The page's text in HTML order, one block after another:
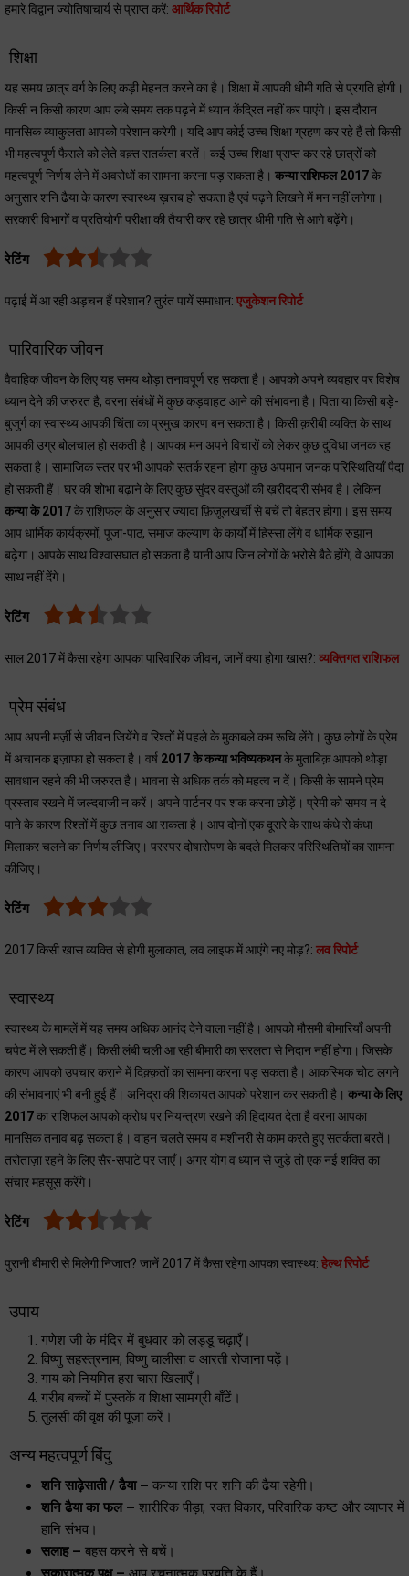
हमारे विद्वान ज्योतिषाचार्य से प्राप्त करें: आर्थिक रिपोर्ट
शिक्षा
यह समय छात्र वर्ग के लिए कड़ी मेहनत करने का है। शिक्षा में आपकी धीमी गति से प्रगति होगी।
किसी न किसी कारण आप लंबे समय तक पढ़ने में ध्यान केंद्रित नहीं कर पाएंगे। इस दौरान
मानसिक व्याकुलता आपको परेशान करेगी। यदि आप कोई उच्च शिक्षा ग्रहण कर रहे हैं तो किसी
भी महत्वपूर्ण फैसले को लेते वक़्त सतर्कता बरतें। कई उच्च शिक्षा प्राप्त कर रहे छात्रों को
महत्वपूर्ण निर्णय लेने में अवरोधों का सामना करना पड़ सकता है। कन्या राशिफल 2017के
अनुसार शनि ढैया के कारण स्वास्थ्य ख़राब हो सकता है एवं पढ़ने लिखने में मन नहीं लगेगा।
सरकारी विभागों व प्रतियोगी परीक्षा की तैयारी कर रहे छात्र धीमी गति से आगे बढ़ेंगे।
रेटिंग
पढ़ाई में आ रही अड़चन हैं परेशान? तुरंत पायें समाधान: एजुकेशन रिपोर्ट
पारिवारिक जीवन
वैवाहिक जीवन के लिए यह समय थोड़ा तनावपूर्ण रह सकता है। आपको अपने व्यवहार पर विशेष
ध्यान देने की जरुरत है, वरना संबंधों में कुछ कड़वाहट आने की संभावना है। पिता या किसी बड़े-
बुजुर्ग का स्वास्थ्य आपकी चिंता का प्रमुख कारण बन सकता है। किसी क़रीबी व्यक्ति के साथ
आपकी उग्र बोलचाल हो सकती है। आपका मन अपने विचारों को लेकर कुछ दुविधा जनक रह
सकता है। सामाजिक स्तर पर भी आपको सतर्क रहना होगा कुछ अपमान जनक परिस्थितियाँ पैदा
हो सकती हैं। घर की शोभा बढ़ाने के लिए कुछ सुंदर वस्तुओं की ख़रीददारी संभव है। लेकिन
कन्या के 2017के राशिफल के अनुसार ज्यादा फ़िज़ूलखर्ची से बचें तो बेहतर होगा। इस समय
आप धार्मिक कार्यक्रमों, पूजा-पाठ, समाज कल्याण के कार्यों में हिस्सा लेंगे व धार्मिक रुझान
बढ़ेगा। आपके साथ विश्वासघात हो सकता है यानी आप जिन लोगों के भरोसे बैठे होंगे, वे आपका
साथ नहीं देंगे।
रेटिंग
साल 2017 में कैसा रहेगा आपका पारिवारिक जीवन, जानें क्या होगा खास?: व्यक्तिगत राशिफल
प्रेम संबंध
आप अपनी मर्ज़ी से जीवन जियेंगे व रिश्तों में पहले के मुकाबले कम रूचि लेंगे। कुछ लोगों के प्रेम
में अचानक इज़ाफा हो सकता है। वर्ष 2017 के कन्या भविष्यकथनके मुताबिक़ आपको थोड़ा
सावधान रहने की भी जरुरत है। भावना से अधिक तर्क को महत्व न दें। किसी के सामने प्रेम
प्रस्ताव रखने में जल्दबाजी न करें। अपने पार्टनर पर शक करना छोड़ें। प्रेमी को समय न दे
पाने के कारण रिश्तों में कुछ तनाव आ सकता है। आप दोनों एक दूसरे के साथ कंधे से कंधा
मिलाकर चलने का निर्णय लीजिए। परस्पर दोषारोपण के बदले मिलकर परिस्थितियों का सामना
कीजिए।
रेटिंग
2017 किसी खास व्यक्ति से होगी मुलाकात, लव लाइफ में आएंगे नए मोड़?: लव रिपोर्ट
स्वास्थ्य
स्वास्थ्य के मामलें में यह समय अधिक आनंद देने वाला नहीं है। आपको मौसमी बीमारियाँ अपनी
चपेट में ले सकती हैं। किसी लंबी चली आ रही बीमारी का सरलता से निदान नहीं होगा। जिसके
कारण आपको उपचार कराने में दिक़्क़तों का सामना करना पड़ सकता है। आकस्मिक चोट लगने
की संभावनाएं भी बनी हुई हैं। अनिद्रा की शिकायत आपको परेशान कर सकती है। कन्या के लिए
2017का राशिफल आपको क्रोध पर नियन्त्रण रखने की हिदायत देता है वरना आपका
मानसिक तनाव बढ़ सकता है। वाहन चलते समय व मशीनरी से काम करते हुए सतर्कता बरतें।
तरोताज़ा रहने के लिए सैर-सपाटे पर जाएँ। अगर योग व ध्यान से जुड़े तो एक नई शक्ति का
संचार महसूस करेंगे।
रेटिंग
पुरानी बीमारी से मिलेगी निजात? जानें 2017 में कैसा रहेगा आपका स्वास्थ्य: हेल्थ रिपोर्ट
उपाय
गणेश जी के मंदिर में बुधवार को लड्डू चढ़ाएँ।
विष्णु सहस्त्रनाम, विष्णु चालीसा व आरती रोजाना पढ़ें।
गाय को नियमित हरा चारा खिलाएँ।
गरीब बच्चों में पुस्तकें व शिक्षा सामग्री बाँटें।
तुलसी की वृक्ष की पूजा करें।
अन्य महत्वपूर्ण बिंदु
शनि साढ़ेसाती / ढैया – कन्या राशि पर शनि की ढैया रहेगी।
शनि ढैया का फल – शारीरिक पीड़ा, रक्त विकार, परिवारिक कष्ट और व्यापार में
हानि संभव।
सलाह – बहस करने से बचें।